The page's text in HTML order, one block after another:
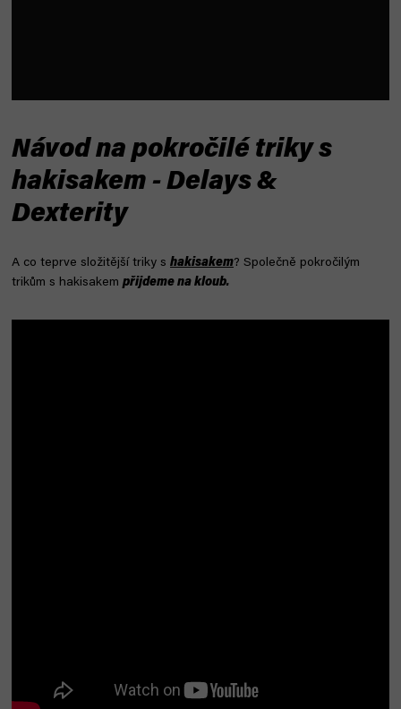
Návod na pokročilé triky s
hakisakem - Delays &
Dexterity
A co teprve složitější triky s hakisakem? Společně pokročilým
trikům s hakisakem přijdeme na kloub.